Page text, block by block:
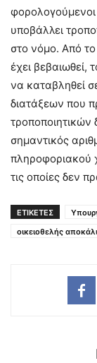
φορολογούμενοι
υποβάλλει
στο νόμο. Από
έχει βεβαιωθεί,
να καταβληθεί
διατάξεων που
σημαντικός
πληροφοριακού
τις οποίες δεν
ΕΤΙΚΕΤΕΣ
οικειοθελής